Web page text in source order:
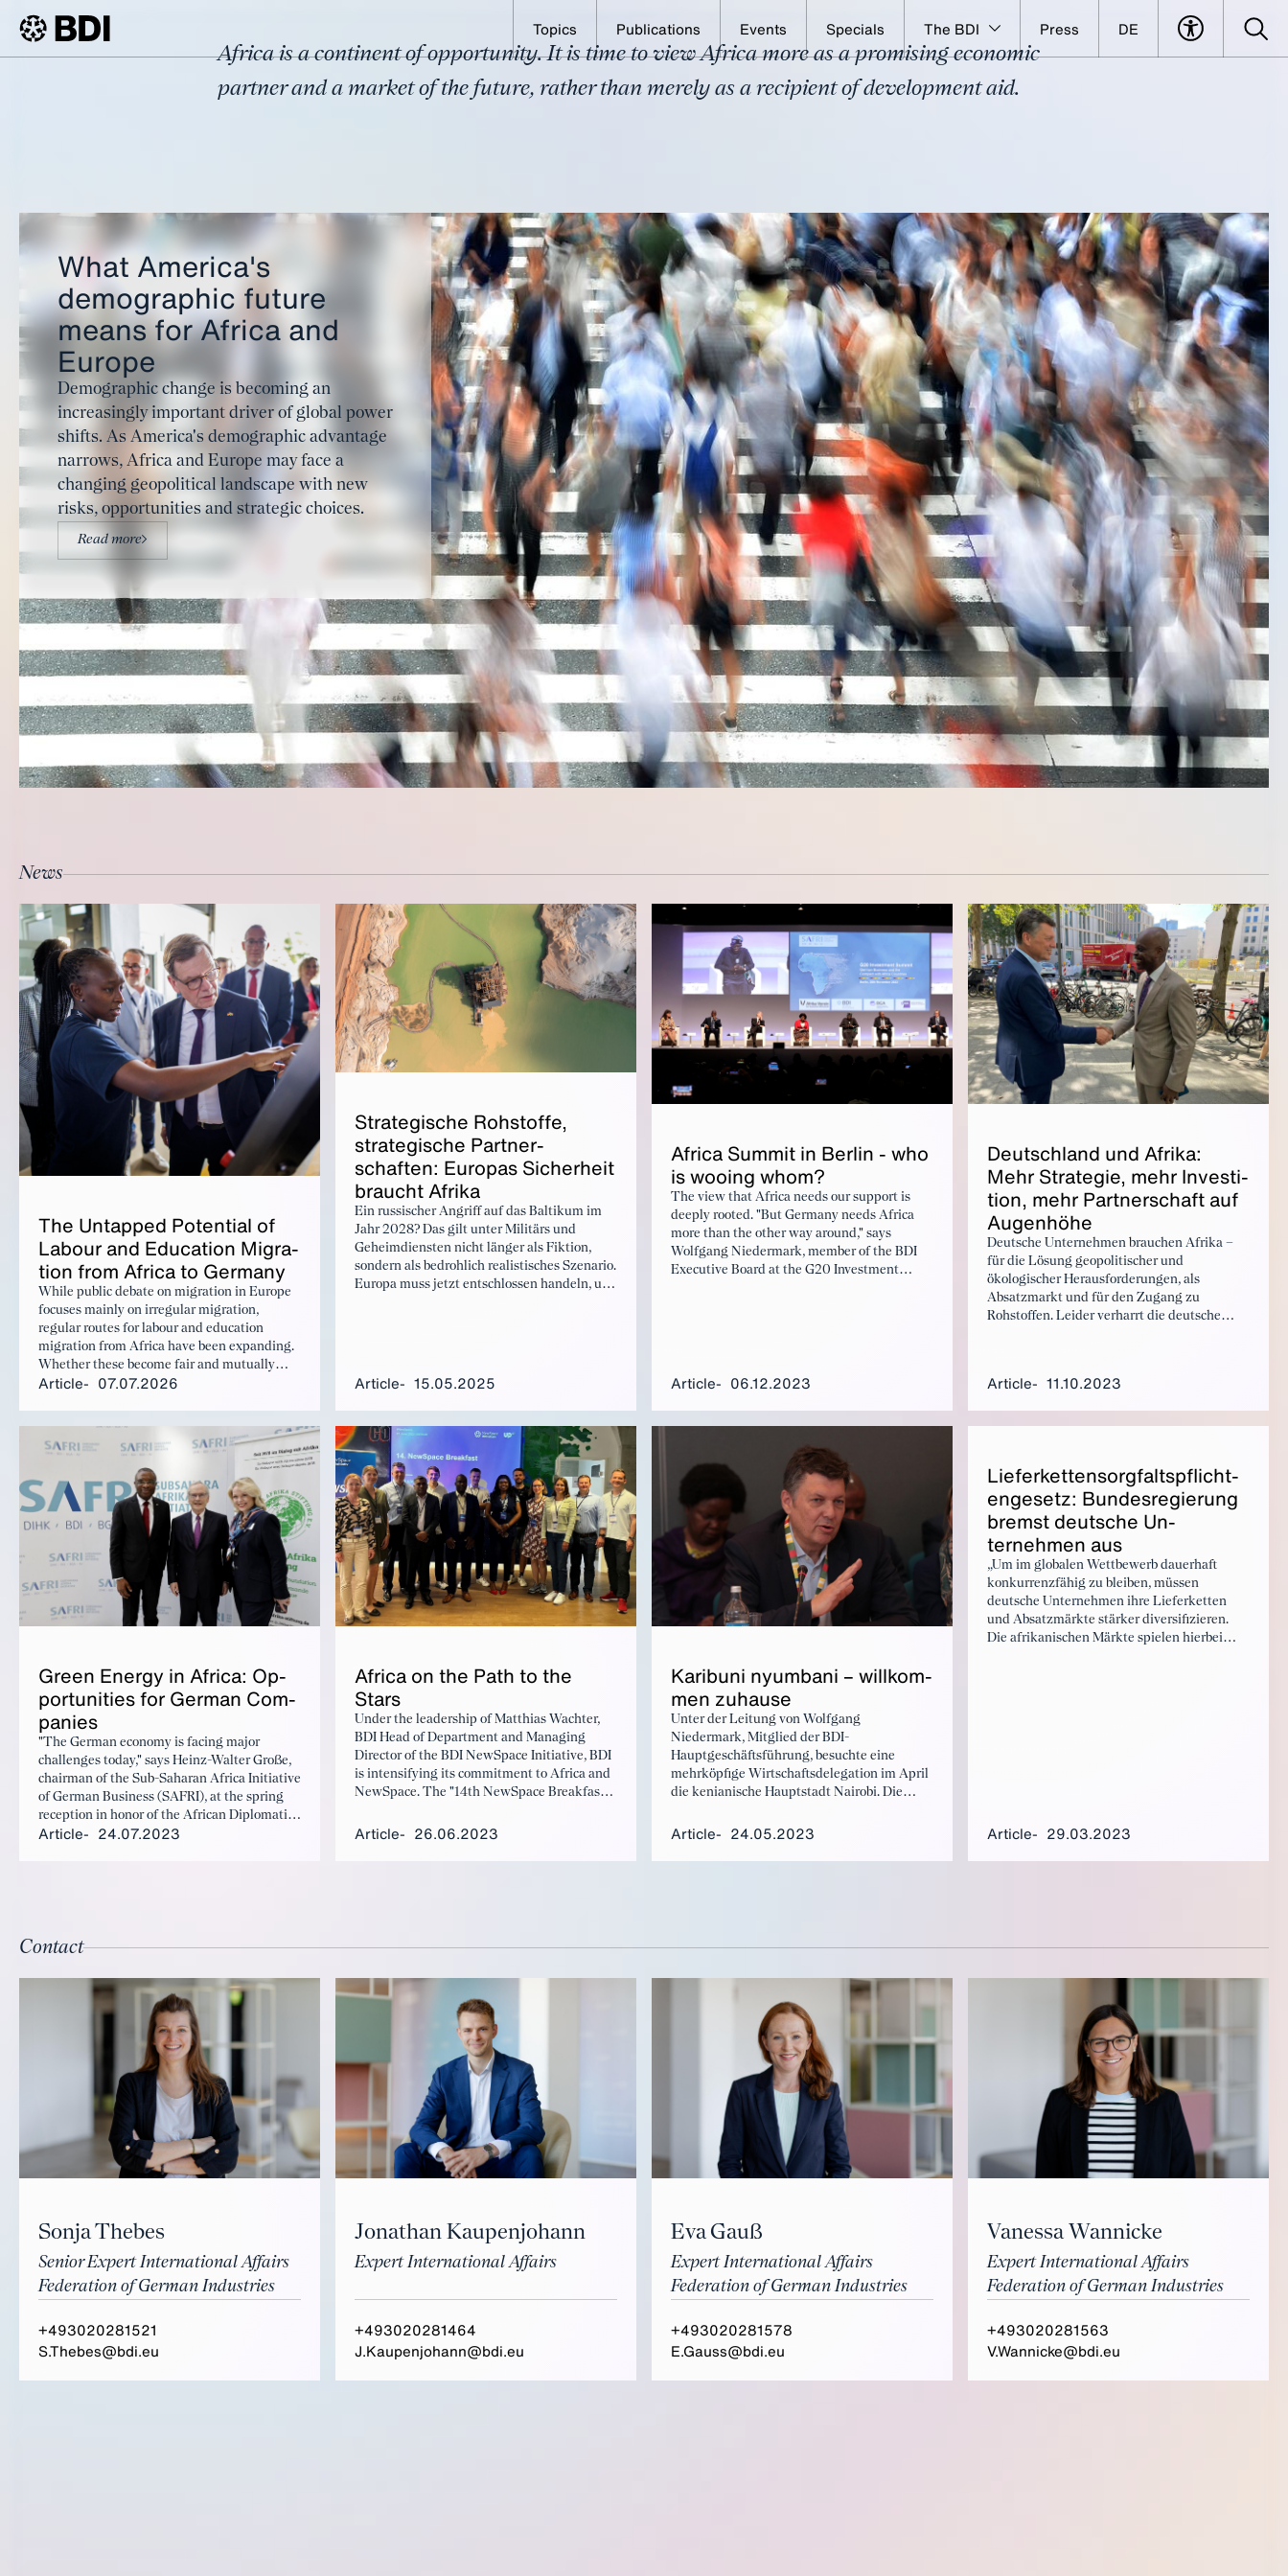
Topics Publications Events Specials The BDI Press DE
Topic
Africa
Africa is a continent of opportunity. It is time to view Africa more as a promising economic
partner and a market of the future, rather than merely as a recipient of development aid.
What America's
demographic future
means for Africa and
Europe
Demographic change is becoming an
increasingly important driver of global power
shifts. As America's demographic advantage
narrows, Africa and Europe may face a
changing geopolitical landscape with new
risks, opportunities and strategic choices.
Read more
News
The Un­tapped Po­ten­tial of
Labour and Ed­u­ca­tion Mi­gra­
tion from Africa to Ger­many
While public debate on migration in Europe
focuses mainly on irregular migration,
regular routes for labour and education
migration from Africa have been expanding.
Whether these become fair and mutually
beneficial pathways will depend on how they
Article 07.07.2026
Strate­gis­che Rohstoffe,
strate­gis­che Part­ner­
schaften: Eu­ropas Sicher­heit
braucht Afri­ka
Ein russischer Angriff auf das Baltikum im
Jahr 2028? Das gilt unter Militärs und
Geheimdiensten nicht länger als Fiktion,
sondern als bedrohlich realistisches Szenario.
Europa muss jetzt entschlossen handeln, um
Verteidigungsfähigkeit. Darum ist ein
stärkeres Engagement in Afrika
alternativlos.
Article 15.05.2025
Africa Sum­mit in Berlin - who
is woo­ing whom?
The view that Africa needs our support is
deeply rooted. "But Germany needs Africa
more than the other way around," says
Wolfgang Niedermark, member of the BDI
Executive Board at the G20 Investment
Article 06.12.2023
Deutsch­land und Afri­ka:
Mehr Strate­gie, mehr In­vesti­
tion, mehr Part­ner­schaft auf
Au­gen­höhe
Deutsche Unternehmen brauchen Afrika –
für die Lösung geopolitischer und
ökologischer Herausforderungen, als
Absatzmarkt und für den Zugang zu
Rohstoffen. Leider verharrt die deutsche
lehrerhaft. Deutschland und Europa sollten
attraktive Investitionsangebote machen und
Article 11.10.2023
Green En­er­gy in Africa: Op­
por­tu­ni­ties for Ger­man Com­
pa­nies
"The German economy is facing major
challenges today," says Heinz-Walter Große,
chairman of the Sub-Saharan Africa Initiative
of German Business (SAFRI), at the spring
reception in honor of the African Diplomatic
Corps in Berlin. Große emphasizes the need
Article 24.07.2023
Africa on the Path to the
Stars
Under the leadership of Matthias Wachter,
BDI Head of Department and Managing
Director of the BDI NewSpace Initiative, BDI
is intensifying its commitment to Africa and
NewSpace. The "14th NewSpace Breakfast"
"NewSpace goes Africa". Matthias Wachter
Article 26.06.2023
Kari­buni nyum­bani – willkom­
men zuhause
Unter der Leitung von Wolfgang
Niedermark, Mitglied der BDI-
Hauptgeschäftsführung, besuchte eine
mehrköpfige Wirtschaftsdelegation im April
die kenianische Hauptstadt Nairobi. Die
Governance Weekend mit dem kenianischen
Africa Roundtable“ der Global Perspective
Article 24.05.2023
Liefer­ket­ten­sorgfalt­spflicht­
enge­setz: Bun­desregierung
bremst deutsche Un­
ternehmen aus
„Um im globalen Wettbewerb dauerhaft
konkurrenzfähig zu bleiben, müssen
deutsche Unternehmen ihre Lieferketten
und Absatzmärkte stärker diversifizieren.
Die afrikanischen Märkte spielen hierbei
Article 29.03.2023
Contact
Sonja Thebes
Senior Expert International Affairs
Federation of German Industries
+493020281521
S.Thebes@bdi.eu
Jonathan Kaupenjohann
Expert International Affairs
+493020281464
J.Kaupenjohann@bdi.eu
Eva Gauß
Expert International Affairs
Federation of German Industries
+493020281578
E.Gauss@bdi.eu
Vanessa Wannicke
Expert International Affairs
Federation of German Industries
+493020281563
V.Wannicke@bdi.eu